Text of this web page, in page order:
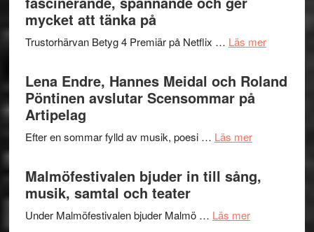
–
Delvis
bortom
terräng
mycket att tänka på
Trustorhärvan Betyg 4 Premiär på Netflix … Läs merom
–
Lena Endre, Hannes Meidal och Roland
Pöntinen avslutar Scensommar på
Artipelag
Efter en sommar fylld av musik, poesi … Läs merom
Hannes
Malmöfestivalen bjuder in till sång,
musik, samtal och teater
Under Malmöfestivalen bjuder Malmö … Läs merom